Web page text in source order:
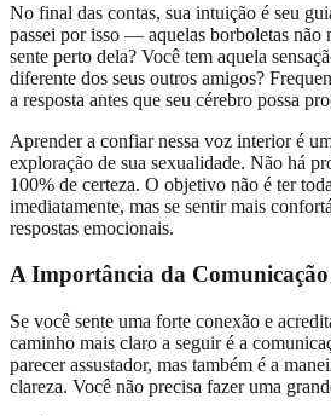
No final das contas, sua intuição é seu
passei por isso — aquelas borboletas não
sente perto dela? Você tem aquela
diferente dos seus outros amigos?
a resposta antes que seu cérebro possa
Aprender a confiar nessa voz interior é
exploração de sua sexualidade. Não há
100% de certeza. O objetivo não é ter
imediatamente, mas se sentir mais
respostas emocionais.
A Importância da
Se você sente uma forte conexão e
caminho mais claro a seguir é a
parecer assustador, mas também é a
clareza. Você não precisa fazer uma